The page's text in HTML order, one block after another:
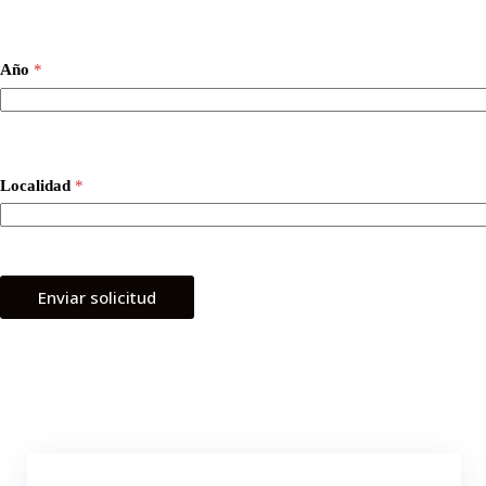
Año *
Localidad *
Enviar solicitud